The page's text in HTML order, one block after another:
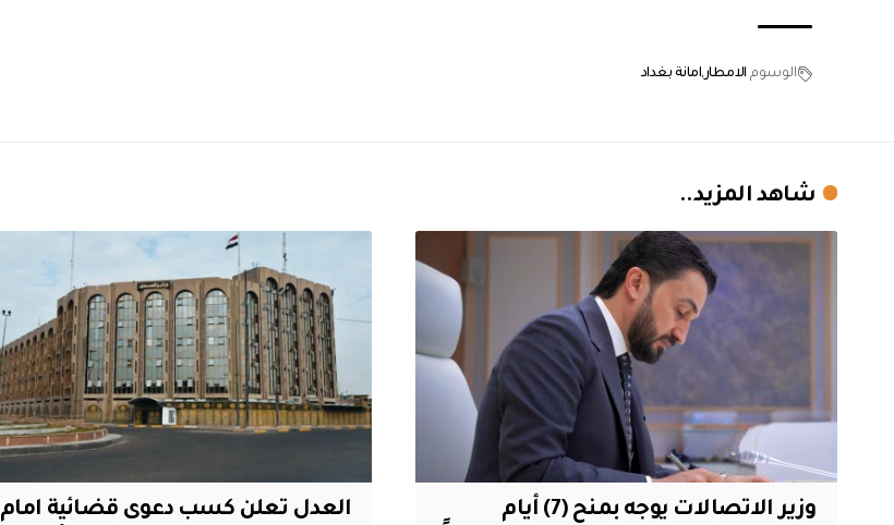
الوسوم الامطار امانة بغداد
شاهد المزيد..
وزير الاتصالات يوجه بمنح (7) أيام
العدل تعلن كسب دعوى قضائية امام